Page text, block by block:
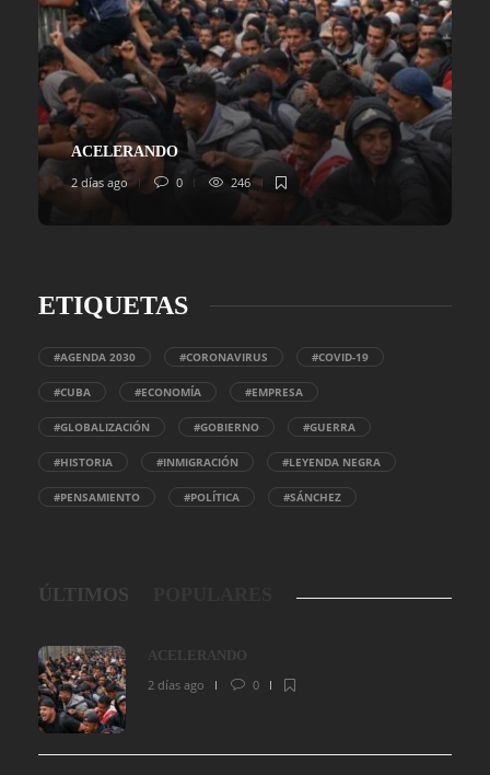
ACELERANDO
2 días ago
0 246
ETIQUETAS
#AGENDA 2030 #CORONAVIRUS #COVID-19
#CUBA #ECONOMÍA #EMPRESA
#GLOBALIZACIÓN #GOBIERNO #GUERRA
#HISTORIA #INMIGRACIÓN #LEYENDA NEGRA
#PENSAMIENTO #POLÍTICA #SÁNCHEZ
ÚLTIMOS
ACELERANDO
2 días ago
0